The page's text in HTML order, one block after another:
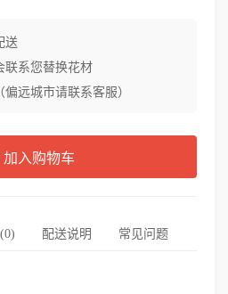
送
联系您替换花材
远城市请联系客服）
加入购物车
配送说明 常见问题